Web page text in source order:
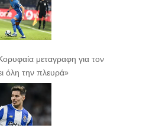
μεταγραφη για τον
όλη την πλευρά»